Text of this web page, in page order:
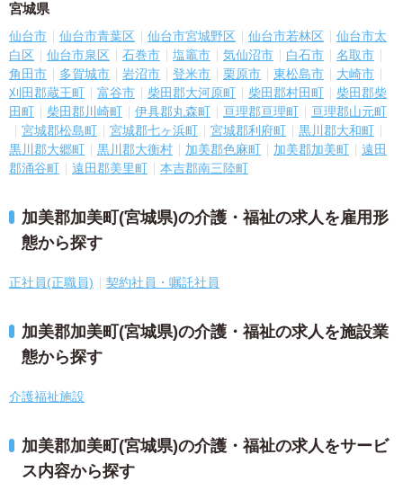
宮城県
仙台市 仙台市青葉区 仙台市宮城野区 仙台市若林区
仙台市太
白区
仙台市泉区 石巻市 塩竈市 気仙沼市 白石市
名取市
角田市
多賀城市 岩沼市 登米市 栗原市 東松島市
大崎市
刈田郡蔵王町
富谷市 柴田郡大河原町 柴田郡村田町
柴田郡柴
田町
柴田郡川崎町 伊具郡丸森町 亘理郡亘理町
亘理郡山元町
宮城郡松島町
宮城郡七ヶ浜町 宮城郡利府町
黒川郡大和町
黒川郡大郷町
黒川郡大衡村 加美郡色麻町 加美郡加美町
遠田
郡涌谷町
遠田郡美里町 本吉郡南三陸町
加美郡加美町(宮城県)の介護・福祉の求人を雇用形
態から探す
正社員(正職員) 契約社員・嘱託社員
加美郡加美町(宮城県)の介護・福祉の求人を施設業
態から探す
介護福祉施設
加美郡加美町(宮城県)の介護・福祉の求人をサービ
ス内容から探す